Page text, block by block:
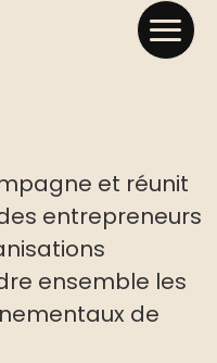
et réunit
entrepreneurs
ensemble les
de